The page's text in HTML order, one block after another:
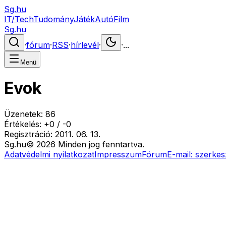
Sg.hu
IT/TechTudományJátékAutóFilm
Sg.hu
·fórum·RSS·hírlevél· ·...
Menü
Evok
Üzenetek: 86
Értékelés: +0 / -0
Regisztráció: 2011. 06. 13.
Sg.hu© 2026 Minden jog fenntartva.
Adatvédelmi nyilatkozatImpresszumFórumE-mail: